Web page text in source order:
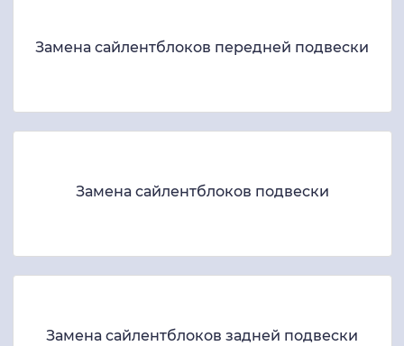
Замена сайлентблоков передней подвески
Замена сайлентблоков подвески
Замена сайлентблоков задней подвески